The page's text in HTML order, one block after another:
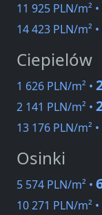
11 925 PLN/m² •
14 423 PLN/m² •
Ciepielów
1 626 PLN/m² •
2 141 PLN/m² •
13 176 PLN/m² •
Osinki
5 574 PLN/m² •
10 271 PLN/m² •